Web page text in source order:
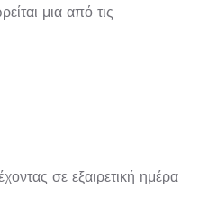
μια από τις
σε εξαιρετική ημέρα